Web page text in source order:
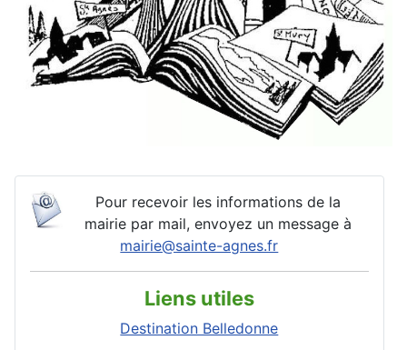
Pour recevoir les informations de la
mairie par mail, envoyez un message à
mairie@sainte-agnes.fr
Liens utiles
Destination Belledonne